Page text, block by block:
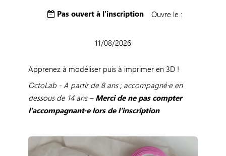
Pas ouvert à l'inscription Ouvre le :
11/08/2026
Apprenez à modéliser puis à imprimer en 3D !
OctoLab - A partir de 8 ans ; accompagné·e en
dessous de 14 ans – Merci de ne pas compter
l'accompagnant·e lors de l'inscription